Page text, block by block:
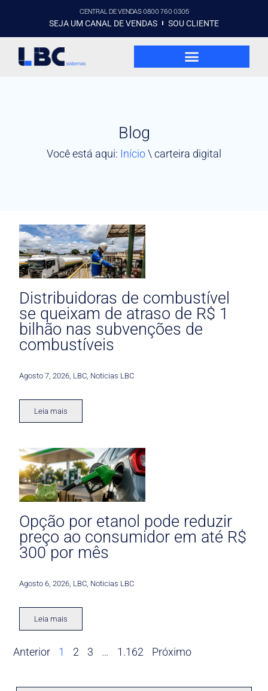
CENTRAL DE VENDAS 0800 760 0305
SEJA UM CANAL DE VENDAS SOU CLIENTE
Blog
Você está aqui: Início\ carteira digital
Distribuidoras de combustível
se queixam de atraso de R$ 1
bilhão nas subvenções de
combustíveis
Agosto 7, 2026 LBC Noticias LBC
Leia mais
Opção por etanol pode reduzir
preço ao consumidor em até R$
300 por mês
Agosto 6, 2026 LBC Noticias LBC
Leia mais
Anterior 1 2 3 … 1.162 Próximo